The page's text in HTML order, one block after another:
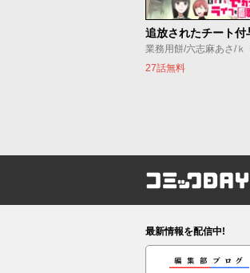
業務用餅/六志麻あさ/ｋ
27話無料
コミック
最新情報を配信中!
編集部ブログ